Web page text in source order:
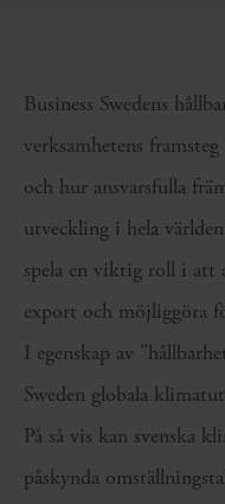
Business Swedens
verksamhetens
och hur ansvarsfulla
utveckling i hela
spela en viktig roll i att
export och möjliggöra
I egenskap av
Sweden globala
På så vis kan svenska
påskynda